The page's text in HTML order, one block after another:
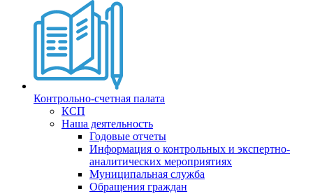
Контрольно-счетная палата
КСП
Наша деятельность
Годовые отчеты
Информация о контрольных и экспертно-
аналитических мероприятиях
Муниципальная служба
Обращения граждан